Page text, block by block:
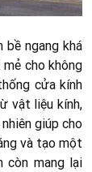
bề ngang khá
cho không
cửa kính
vật liệu kính,
giúp cho
và tạo một
còn mang lại